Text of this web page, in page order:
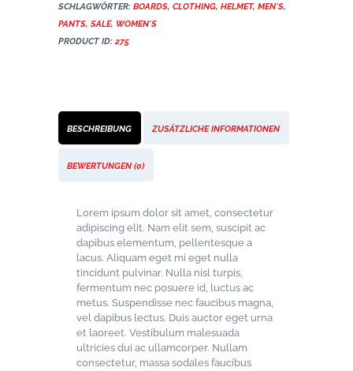
SCHLAGWÖRTER: BOARDS, CLOTHING, HELMET, MEN'S,
PANTS, SALE, WOMEN'S
PRODUCT ID:275
BESCHREIBUNG ZUSÄTZLICHE INFORMATIONEN
BEWERTUNGEN (0)
Lorem ipsum dolor sit amet, consectetur
adipiscing elit. Nam elit sem, suscipit ac
dapibus elementum, pellentesque a
lacus. Aliquam eget mi eget nulla
tincidunt pulvinar. Nulla nisl turpis,
fermentum nec posuere id, luctus ac
metus. Suspendisse nec faucibus magna,
vel dapibus lectus. Duis auctor eget urna
et laoreet. Vestibulum malesuada
ultricies dui ac ullamcorper. Nullam
consectetur, massa sodales faucibus